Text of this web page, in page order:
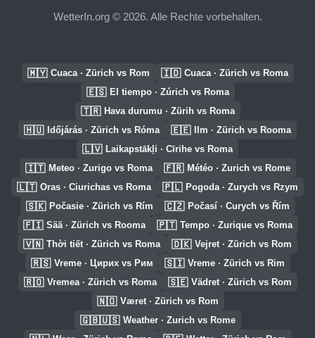
WetterIn.org © 2026. Alle Rechte vorbehalten.
🇲🇾 Cuaca · Zürich vs Rom 🇮🇩 Cuaca · Zürich vs Roma
🇪🇸 El tiempo · Zúrich vs Roma
🇹🇷 Hava durumu · Zürih vs Roma
🇭🇺 Időjárás · Zürich vs Róma 🇪🇪 Ilm · Zürich vs Rooma
🇱🇻 Laikapstākļi · Cīrihe vs Roma
🇮🇹 Meteo · Zurigo vs Roma 🇫🇷 Météo · Zurich vs Rome
🇱🇹 Oras · Ciurichas vs Roma 🇵🇱 Pogoda · Zurych vs Rzym
🇸🇰 Počasie · Zürich vs Rím 🇨🇿 Počasí · Curych vs Řím
🇫🇮 Sää · Zürich vs Rooma 🇵🇹 Tempo · Zurique vs Roma
🇻🇳 Thời tiết · Zürich vs Roma 🇩🇰 Vejret · Zürich vs Rom
🇷🇸 Vreme · Цирих vs Рим 🇸🇮 Vreme · Zürich vs Rim
🇷🇴 Vremea · Zürich vs Roma 🇸🇪 Vädret · Zürich vs Rom
🇳🇴 Været · Zürich vs Rom
🇬🇧🇺🇸 Weather · Zurich vs Rome